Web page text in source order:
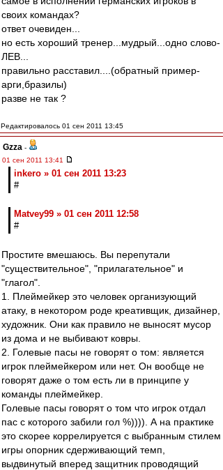
своих командах?
ответ очевиден...
но есть хороший тренер...мудрый...одно слово-
ЛЕВ...
правильно расставил....(обратный пример-
арги,бразилы)
разве не так ?
Редактировалось 01 сен 2011 13:45
Gzza -
01 сен 2011 13:41
inkero » 01 сен 2011 13:23
#
Matvey99 » 01 сен 2011 12:58
#
Простите вмешаюсь. Вы перепутали
"существительное", "прилагательное" и
"глагол".
1. Плеймейкер это человек организующий
атаку, в некотором роде креативщик, дизайнер,
художник. Они как правило не выносят мусор
из дома и не выбивают ковры.
2. Голевые пасы не говорят о том: является
игрок плеймейкером или нет. Он вообще не
говорят даже о том есть ли в принципе у
команды плеймейкер.
Голевые пасы говорят о том что игрок отдал
пас с которого забили гол %)))). А на практике
это скорее коррелируется с выбранным стилем
игры опорник сдерживающий темп,
выдвинутый вперед защитник проводящий